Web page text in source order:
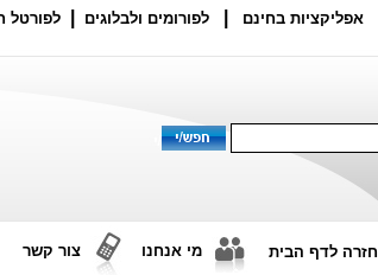
אפליקציות בחינם לפורומים ולבלוגים לפורטל
חזרה לדף הבית מי אנחנו צור קשר